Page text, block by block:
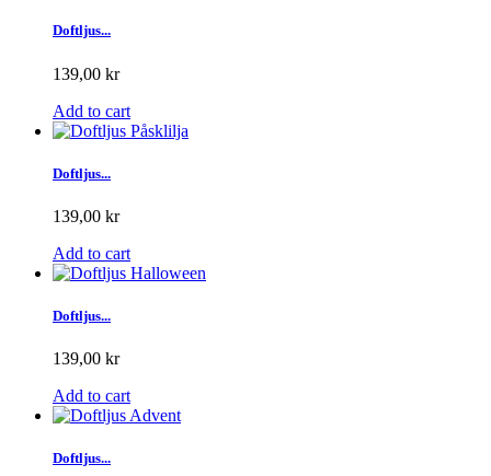
Doftljus...
139,00 kr
Add to cart
Doftljus...
139,00 kr
Add to cart
Doftljus...
139,00 kr
Add to cart
Doftljus...